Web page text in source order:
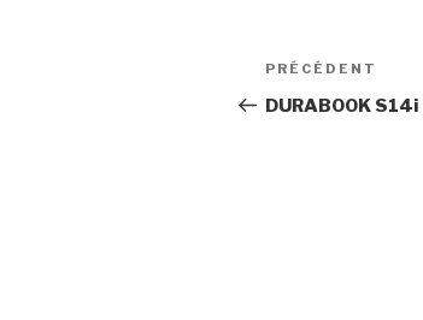
Navigation
de
Article
précédent
PRÉCÉDENT
DURABOOK S14i